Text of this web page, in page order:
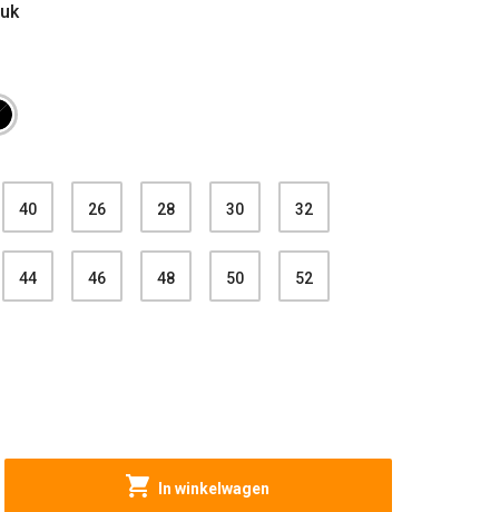
40 26 28 30 32
44 46 48 50 52
In winkelwagen